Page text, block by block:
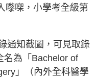
嚟㗎，小學考全級第
通知截圖，可見取錄
名為「Bachelor of
」（內外全科醫學